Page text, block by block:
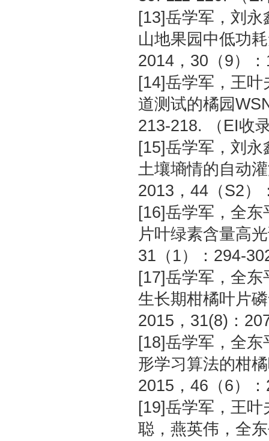
[13]岳学军，刘
山地果园中低功
2014，30（9）
[14]岳学军，王
道测试的橘园
213-218. （EI收
[15]岳学军，刘
土壤墒情的自动
2013，44（S2）
[16]岳学军，全
片叶绿素含量高
31（1）：294-
[17]岳学军，全
生长期柑橘叶片
2015，31(8)：
[18]岳学军，全
形学习算法的柑
2015，46（6）
[19]岳学军，王
聪，燕英伟，全